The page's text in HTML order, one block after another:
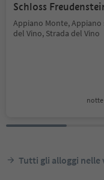
Schloss
Appiano Monte, Appiano
del Vino, Strada del Vino
notte
Tutti gli alloggi nelle